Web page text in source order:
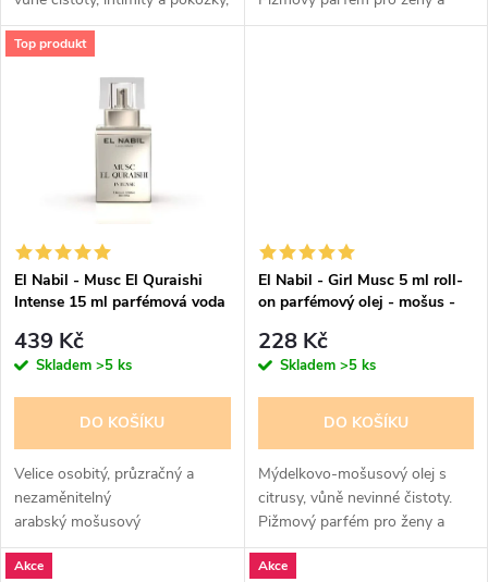
k
u
k
s velikou výdrží.
Nejprodávanější mošusový olej,
Průzračná vůně...
dívky. parfémový olej, hodně
Top produkt
El Nabil - Musc El Quraishi
Intense 15 ml parfémová voda
439 Kč
Skladem >5 ks
DO KOŠÍKU
Velice osobitý, průzračný a
nezaměnitelný
arabský mošusový
pižmový parfém pro ženy. Vůně
čistoty a nevinosti
El Nabil - Girl Musc 5 ml roll-
on parfémový olej - mošus -
228 Kč
Skladem >5 ks
DO KOŠÍKU
Mýdelkovo-mošusový olej s
citrusy, vůně nevinné čistoty.
Pižmový parfém pro ženy a
dívky.
Akce
Akce